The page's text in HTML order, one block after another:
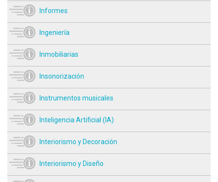
Informes
Ingeniería
Inmobiliarias
Insonorización
Instrumentos musicales
Inteligencia Artificial (IA)
Interiorismo y Decoración
Interiorismo y Diseño